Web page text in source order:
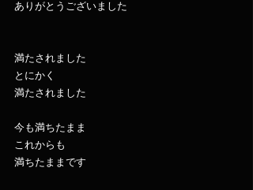
ありがとうございました
満たされました
とにかく
満たされました
今も満ちたまま
これからも
満ちたままです